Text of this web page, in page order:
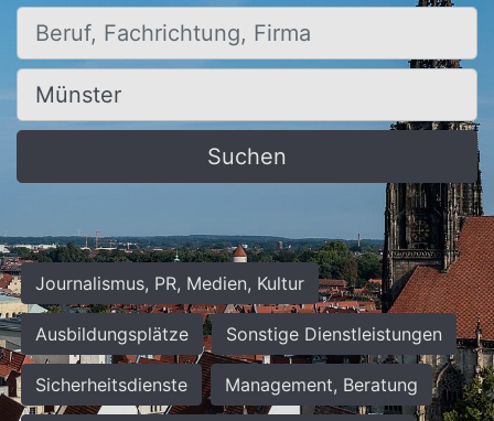
Beruf, Fachrichtung, Firma
Ort, Stadt
Suchen
Journalismus, PR, Medien, Kultur
Ausbildungsplätze Sonstige Dienstleistungen
Sicherheitsdienste Management, Beratung